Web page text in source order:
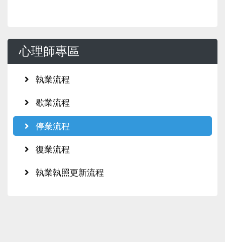
心理師專區
執業流程
歇業流程
停業流程
復業流程
執業執照更新流程